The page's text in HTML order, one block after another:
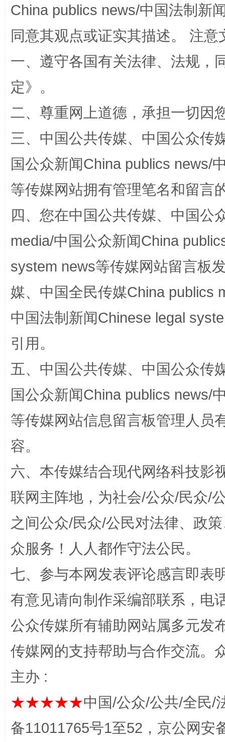
网上购药对药下症？
在谋一域中谋全局
今
习近平的博鳌关键词
China publics news/中国法制新
同意其观点或证实其描述。 注
一、遵守各国有关法律、法规，
定》。
二、尊重网上道德，承担一切因
三、中国公共传媒、中国公众传
国公众新闻China publics news/
等传媒网站拥有管理笔名和留言
四、您在中国公共传媒、中国公
media/中国公众新闻China
system news等传媒网站留言板
媒、中国全民传媒China publics
中国法制新闻Chinese legal
引用。
五、中国公共传媒、中国公众传
国公众新闻China publics news/
等传媒网站信息留言板管理人员
容。
六、本传媒结合现代网络科技影
联网主阵地，为社会/公众/民众/
之间公众/民众/公民对法律、政
众服务！人人都作守法公民。
七、参与本网发表评论感言即表
有意见请向制作采编部联系，电
公众传媒所有辅助网站属多元发
传媒网的支持帮助与合作交流。
主办 :
★★★★★中国/公众/公共/全民/
备11011765号1至52，京公网安